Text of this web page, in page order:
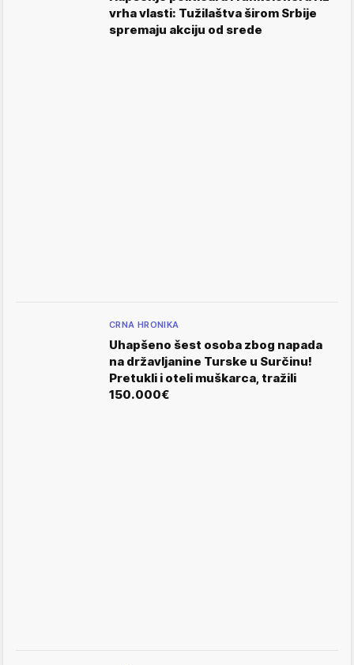
vrha vlasti: Tužilaštva širom Srbije
spremaju akciju od srede
CRNA HRONIKA
Uhapšeno šest osoba zbog napada
na državljanine Turske u Surčinu!
Pretukli i oteli muškarca, tražili
150.000€